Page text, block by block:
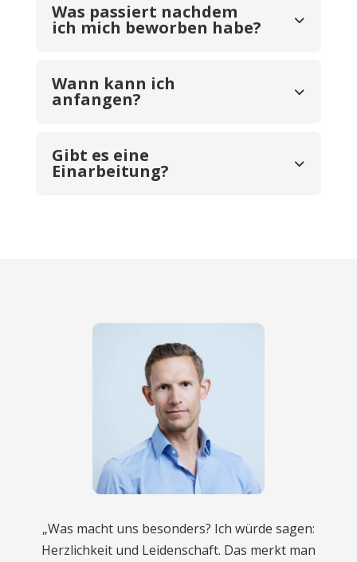
Was passiert nachdem
ich mich beworben habe?
Wann kann ich
anfangen?
Gibt es eine
Einarbeitung?
„Was macht uns besonders? Ich würde sagen:
Herzlichkeit und Leidenschaft. Das merkt man